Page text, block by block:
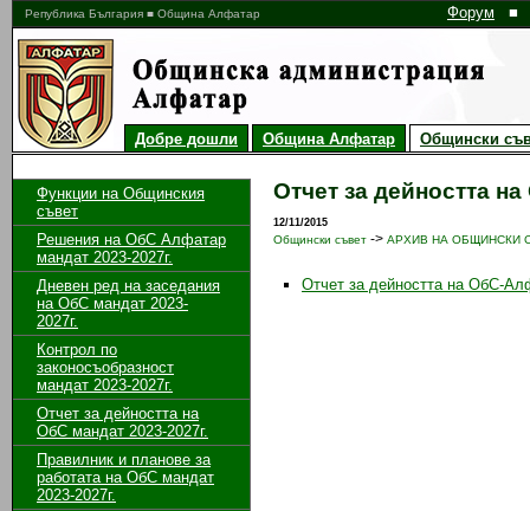
Република България ■ Община Алфатар Форум ■
Добре дошли Община Алфатар Общински
Функции на Общинския
съвет
Решения на ОбС Алфатар
мандат 2023-2027г.
Дневен ред на заседания
на ОбС мандат 2023-
2027г.
Контрол по
законосъобразност
мандат 2023-2027г.
Отчет за дейността на
ОбС мандат 2023-2027г.
Правилник и планове за
работата на ОбС мандат
2023-2027г.
Отчет за дейността
12/11/2015
Общински съвет -> АРХИВ НА ОБЩИНСКИ
Отчет за дейността на ОбС-